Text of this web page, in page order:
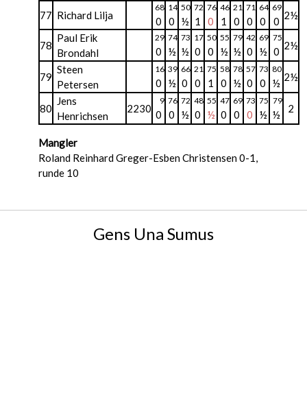
77 Richard Lilja
68
0
14
0
50
½
72
1
76
0
46
1
21
0
71
0
64
0
69
0 2½
78
Paul Erik
Brondahl
29
0
74
½
73
½
17
0
50
0
55
½
79
½
42
0
69
½
75
0 2½
79
Steen
Petersen
16
0
39
½
66
0
21
0
75
1
58
0
78
½
57
0
73
0
80
½ 2½
80
Jens
Henrichsen
2230
9
0
76
0
72
½
48
0
55
½
47
0
69
0
73
0
75
½
79
½ 2
Mangler
Roland Reinhard Greger-Esben Christensen 0-1,
runde 10
Gens Una Sumus